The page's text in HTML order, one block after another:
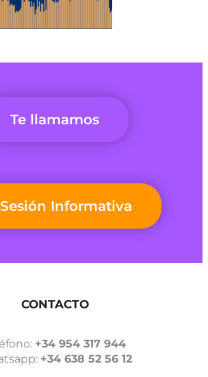
Te llamamos
Informativa
CONTACTO
+34 954 317 944
+34 638 52 56 12